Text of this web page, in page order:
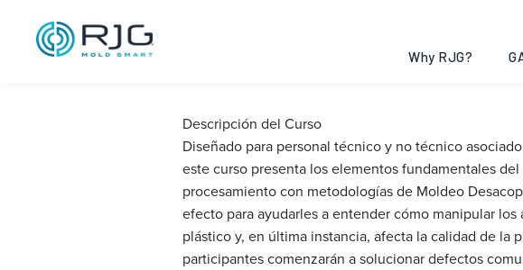
Why RJG?
Fundamentals of
Woodstock, Georgia,
Descripción del Curso
Diseñado para personal técnico y no técnico
este curso presenta los elementos fundamentales
procesamiento con metodologías de Moldeo
efecto para ayudarles a entender cómo manipular
plástico y, en última instancia, afecta la calidad de
participantes comenzarán a solucionar defectos